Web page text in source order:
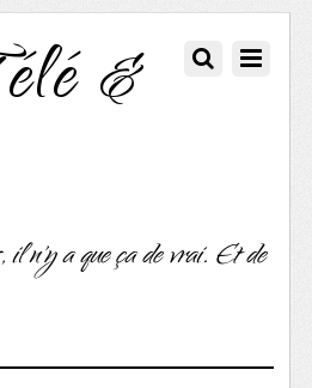
&
il n'y a que ça de vrai. Et de